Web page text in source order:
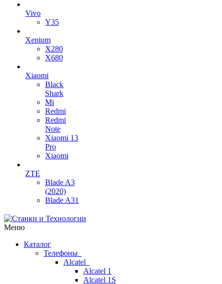
Vivo
Y35
Xenium
X280
X680
Xiaomi
Black
Shark
Mi
Redmi
Redmi
Note
Xiaomi 13
Pro
Xiaomi
ZTE
Blade A3
(2020)
Blade A31
Меню
Каталог
Телефоны
Alcatel
Alcatel 1
Alcatel 1S